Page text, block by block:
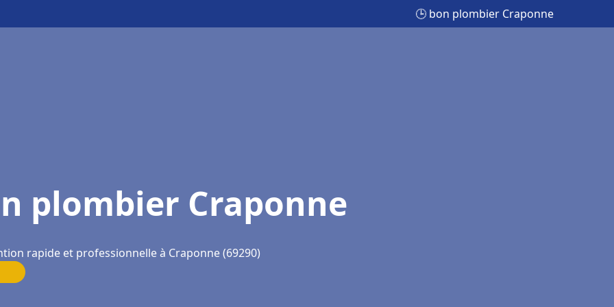
🕒 bon plombier Craponne
plombier Craponne
rapide et professionnelle à Craponne (69290)